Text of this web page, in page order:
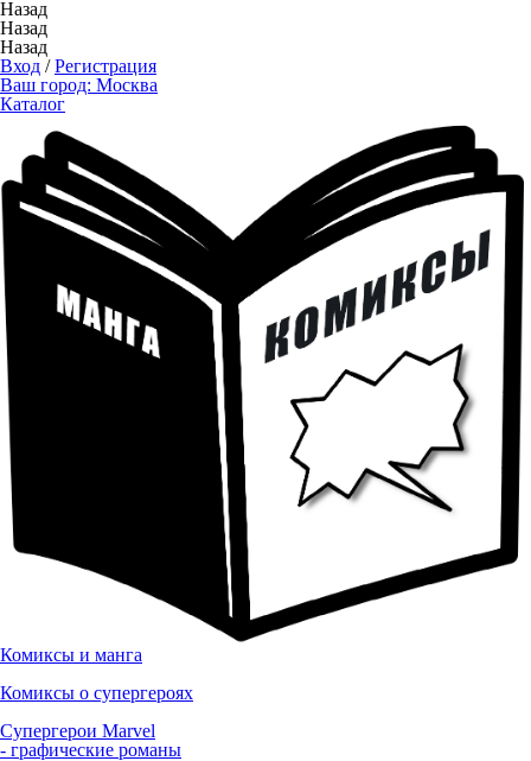
Назад
Назад
Назад
Вход /Регистрация
Ваш город: Москва
Каталог
Комиксы и манга
Комиксы о супергероях
Супергерои Marvel
- графические романы